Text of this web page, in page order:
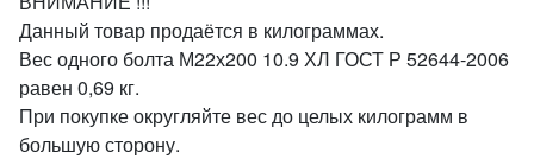
Данный товар продаётся в килограммах.
Вес одного болта М22х200 10.9 ХЛ ГОСТ Р 52644-2006
равен 0,69 кг.
При покупке округляйте вес до целых килограмм в
большую сторону.